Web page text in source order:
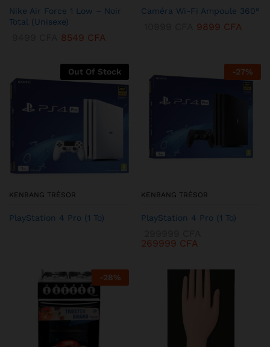
Nike Air Force 1 Low – Noir
Total (Unisexe)
8549 CFA
Caméra Wi-Fi Ampoule 360°
9899 CFA
Out Of Stock
KENBANG TRÉSOR
PlayStation 4 Pro (1 To)
-27%
KENBANG TRÉSOR
PlayStation 4 Pro (1 To)
269999 CFA
-28%